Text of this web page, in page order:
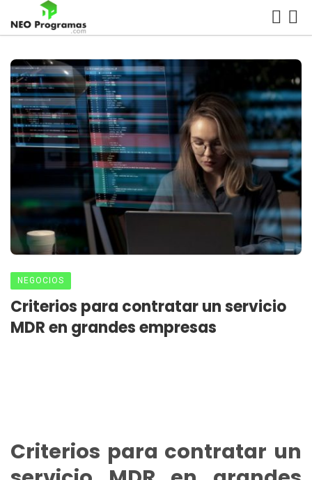
NEGOCIOS
Criterios para contratar un servicio
MDR en grandes empresas
Criterios para contratar un